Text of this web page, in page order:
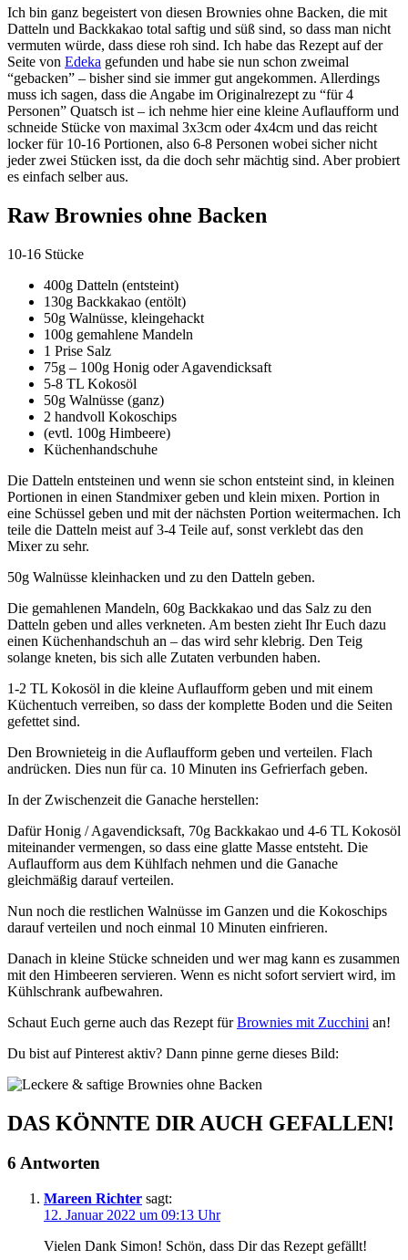
Ich bin ganz begeistert von diesen Brownies ohne Backen, die mit
Datteln und Backkakao total saftig und süß sind, so dass man nicht
vermuten würde, dass diese roh sind. Ich habe das Rezept auf der
Seite von Edeka gefunden und habe sie nun schon zweimal
“gebacken” – bisher sind sie immer gut angekommen. Allerdings
muss ich sagen, dass die Angabe im Originalrezept zu “für 4
Personen” Quatsch ist – ich nehme hier eine kleine Auflaufform und
schneide Stücke von maximal 3x3cm oder 4x4cm und das reicht
locker für 10-16 Portionen, also 6-8 Personen wobei sicher nicht
jeder zwei Stücken isst, da die doch sehr mächtig sind. Aber probiert
es einfach selber aus.
Raw Brownies ohne Backen
10-16 Stücke
400g Datteln (entsteint)
130g Backkakao (entölt)
50g Walnüsse, kleingehackt
100g gemahlene Mandeln
1 Prise Salz
75g – 100g Honig oder Agavendicksaft
5-8 TL Kokosöl
50g Walnüsse (ganz)
2 handvoll Kokoschips
(evtl. 100g Himbeere)
Küchenhandschuhe
Die Datteln entsteinen und wenn sie schon entsteint sind, in kleinen
Portionen in einen Standmixer geben und klein mixen. Portion in
eine Schüssel geben und mit der nächsten Portion weitermachen. Ich
teile die Datteln meist auf 3-4 Teile auf, sonst verklebt das den
Mixer zu sehr.
50g Walnüsse kleinhacken und zu den Datteln geben.
Die gemahlenen Mandeln, 60g Backkakao und das Salz zu den
Datteln geben und alles verkneten. Am besten zieht Ihr Euch dazu
einen Küchenhandschuh an – das wird sehr klebrig. Den Teig
solange kneten, bis sich alle Zutaten verbunden haben.
1-2 TL Kokosöl in die kleine Auflaufform geben und mit einem
Küchentuch verreiben, so dass der komplette Boden und die Seiten
gefettet sind.
Den Brownieteig in die Auflaufform geben und verteilen. Flach
andrücken. Dies nun für ca. 10 Minuten ins Gefrierfach geben.
In der Zwischenzeit die Ganache herstellen:
Dafür Honig / Agavendicksaft, 70g Backkakao und 4-6 TL Kokosöl
miteinander vermengen, so dass eine glatte Masse entsteht. Die
Auflaufform aus dem Kühlfach nehmen und die Ganache
gleichmäßig darauf verteilen.
Nun noch die restlichen Walnüsse im Ganzen und die Kokoschips
darauf verteilen und noch einmal 10 Minuten einfrieren.
Danach in kleine Stücke schneiden und wer mag kann es zusammen
mit den Himbeeren servieren. Wenn es nicht sofort serviert wird, im
Kühlschrank aufbewahren.
Schaut Euch gerne auch das Rezept fürBrownies mit Zucchini an!
Du bist auf Pinterest aktiv? Dann pinne gerne dieses Bild:
DAS KÖNNTE DIR AUCH GEFALLEN!
6 Antworten
Mareen Richter sagt:
12. Januar 2022 um 09:13 Uhr
Vielen Dank Simon! Schön, dass Dir das Rezept gefällt!